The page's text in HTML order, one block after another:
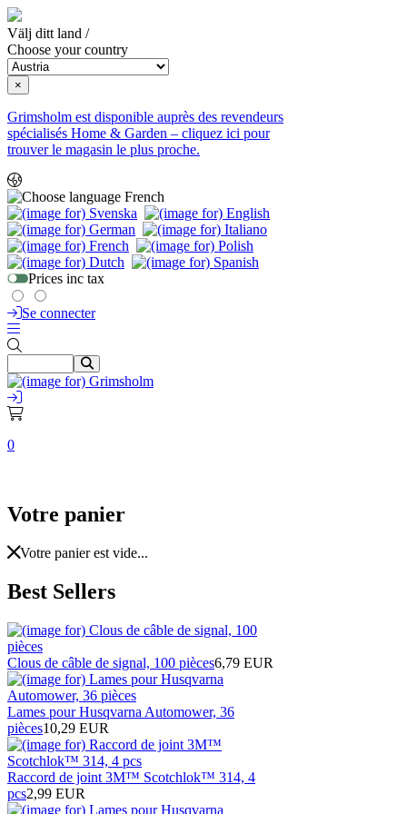
Välj ditt land /
Choose your country
×
Grimsholm est disponible auprès des revendeurs
spécialisés Home & Garden – cliquez ici pour
trouver le magasin le plus proche.
French
Prices inc tax
Se connecter
0
Votre panier
Votre panier est vide...
Best Sellers
Clous de câble de signal, 100 pièces6,79 EUR
Lames pour Husqvarna Automower, 36
pièces10,29 EUR
Raccord de joint 3M™ Scotchlok™ 314, 4
pcs2,99 EUR